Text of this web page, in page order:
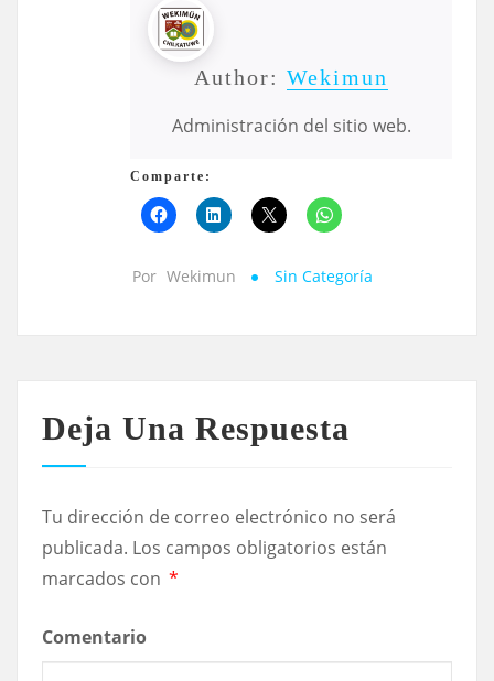
Author: Wekimun
Administración del sitio web.
Comparte:
Por Wekimun Sin Categoría
Deja Una Respuesta
Tu dirección de correo electrónico no será
publicada. Los campos obligatorios están
marcados con *
Comentario